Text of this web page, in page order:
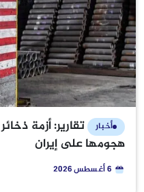
أخبار
تقارير: أزمة
هجومها على إيران
6 أغسطس 2026